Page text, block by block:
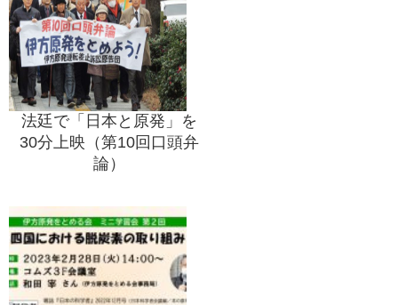
法廷で「日本と原発」を
30分上映（第10回口頭弁
論）